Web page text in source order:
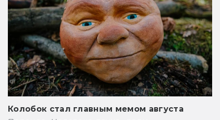
Колобок стал главным мемом августа